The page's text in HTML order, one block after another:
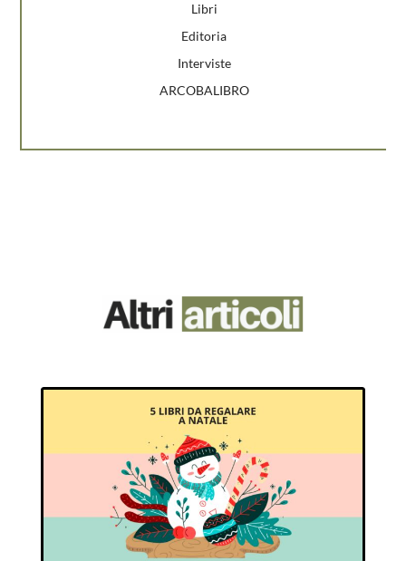
Libri
Editoria
Interviste
ARCOBALIBRO